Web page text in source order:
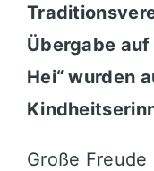
Übergabe
Hei“ wurden
Große